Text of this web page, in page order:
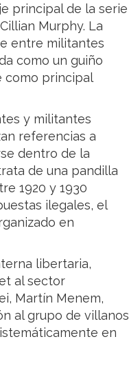
principal de la serie
Murphy. La
entre militantes
como un guiño
como principal
y militantes
referencias a
dentro de la
de una pandilla
1920 y 1930
ilegales, el
en
libertaria,
al sector
Martín Menem,
al grupo de villanos
en